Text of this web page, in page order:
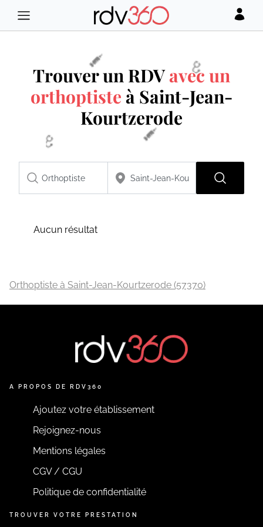
Trouver un RDVavec un
orthoptiste à Saint-Jean-
Kourtzerode
Aucun résultat
Orthoptiste à Saint-Jean-Kourtzerode (57370)
A PROPOS DE RDV360
Ajoutez votre établissement
Rejoignez-nous
Mentions légales
CGV / CGU
Politique de confidentialité
TROUVER VOTRE PRESTATION